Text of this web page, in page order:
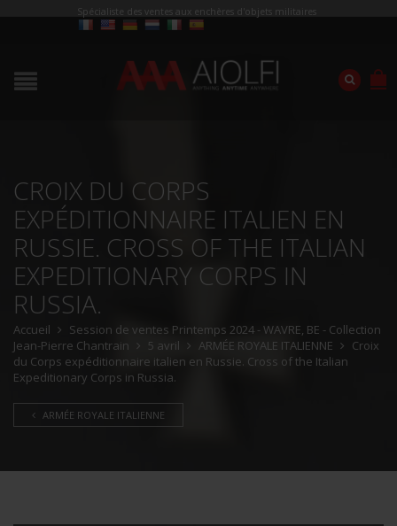
Spécialiste des ventes aux enchères d'objets militaires
CROIX DU CORPS
EXPÉDITIONNAIRE ITALIEN EN
RUSSIE. CROSS OF THE ITALIAN
EXPEDITIONARY CORPS IN
RUSSIA.
Accueil
Session de ventes Printemps 2024 - WAVRE, BE - Collection
Jean-Pierre Chantrain
5 avril ARMÉE ROYALE ITALIENNE
Croix
du Corps expéditionnaire italien en Russie. Cross of the Italian
Expeditionary Corps in Russia.
ARMÉE ROYALE ITALIENNE